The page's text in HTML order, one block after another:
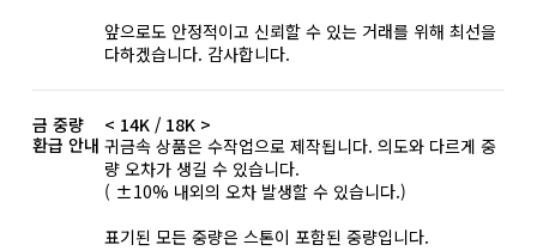
앞으로도 안정적이고 신뢰할 수 있는 거래를 위해 최선을
다하겠습니다. 감사합니다.
금 중량
환급 안내
< 14K / 18K >
귀금속 상품은 수작업으로 제작됩니다. 의도와 다르게 중
량 오차가 생길 수 있습니다.
( ±10% 내외의 오차 발생할 수 있습니다.)
표기된 모든 중량은 스톤이 포함된 중량입니다.